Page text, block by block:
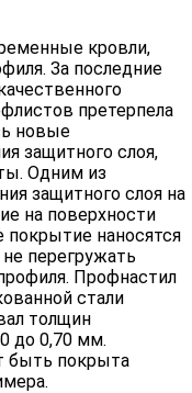
кровли,
За последние
претерпела
новые
защитного слоя,
Одним из
защитного слоя на
на поверхности
покрытие наносятся
перегружать
Профнастил
стали
толщин
до 0,70 мм.
быть покрыта